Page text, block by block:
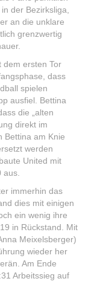
der Bezirksliga,
an die unklare
grenzwertig
dem ersten Tor
dass
spielen
ausfiel. Bettina
die „alten
direkt im
Bettina am Knie
werden
United mit
immerhin das
dies mit einigen
ein wenig ihre
in Rückstand. Mit
Meixelsberger)
wieder her
Am Ende
Arbeitssieg auf